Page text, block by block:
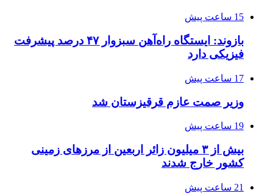
15 ساعت پیش
بازوند: ایستگاه راه‌آهن سبزوار ۴۷ درصد پیشرفت
فیزیکی دارد
17 ساعت پیش
وزیر صمت عازم قرقیزستان شد
19 ساعت پیش
بیش از ۳ میلیون زائر اربعین از مرزهای زمینی
کشور خارج شدند
21 ساعت پیش